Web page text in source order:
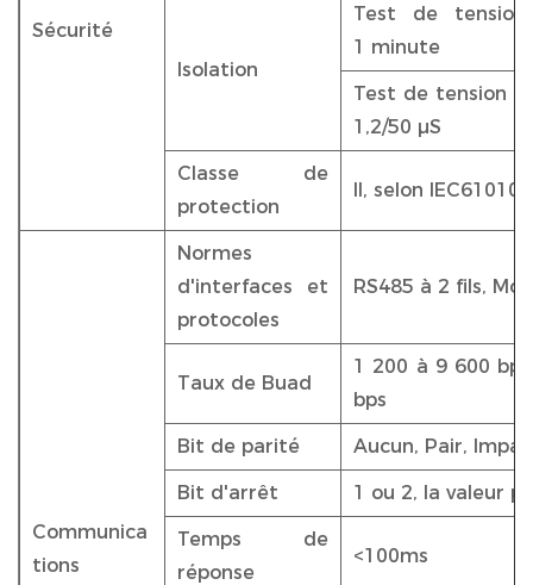
Sécurité
Isolation
Test de
1 minute
Test de tension
1,2/50 µS
Classe de
protection
II, selon IEC61010-
Communica
tions
Normes
d'interfaces et
protocoles
RS485 à 2 fils,
Taux de Buad
1 200 à 9 600
bps
Bit de parité Aucun, Pair,
Bit d'arrêt 1 ou 2, la valeur
Temps de
réponse
<100ms